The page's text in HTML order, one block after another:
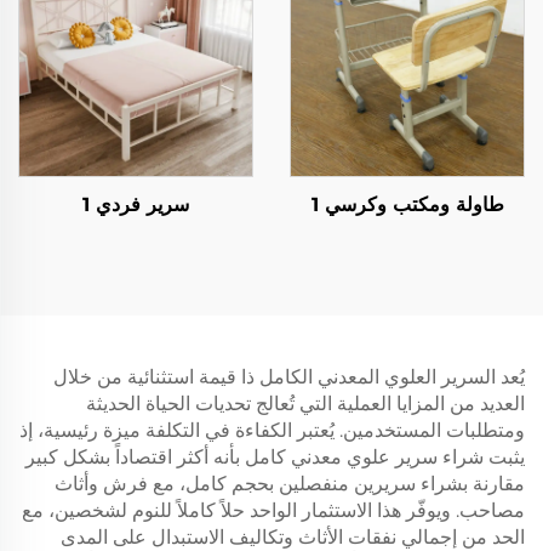
طاولة ومكتب وكرسي 1 سرير فردي 1
يُعد السرير العلوي المعدني الكامل ذا قيمة استثنائية من خلال
العديد من المزايا العملية التي تُعالج تحديات الحياة الحديثة
ومتطلبات المستخدمين. يُعتبر الكفاءة في التكلفة ميزة رئيسية، إذ
يثبت شراء سرير علوي معدني كامل بأنه أكثر اقتصاداً بشكل كبير
مقارنة بشراء سريرين منفصلين بحجم كامل، مع فرش وأثاث
مصاحب. ويوفّر هذا الاستثمار الواحد حلاً كاملاً للنوم لشخصين، مع
الحد من إجمالي نفقات الأثاث وتكاليف الاستبدال على المدى